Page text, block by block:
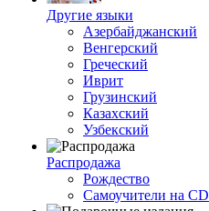
Другие языки
Азербайджанский
Венгерский
Греческий
Иврит
Грузинский
Казахский
Узбекский
Распродажа
Рождество
Самоучители на CD